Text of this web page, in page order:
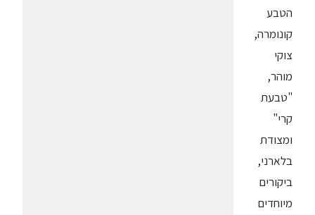
הטבע
קונומרה,
צוקי
מוהר,
"טבעת
קרי"
ומצודת
בלארני,
ביקורים
מיוחדים